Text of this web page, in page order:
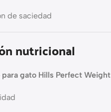
de saciedad
nutricional
gato Hills Perfect Weight